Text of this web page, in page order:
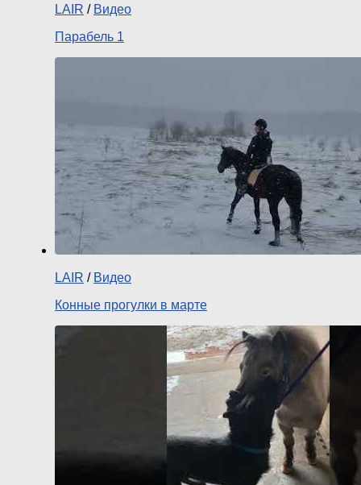
LAIR / Видео
Парабель 1
LAIR / Видео
Конные прогулки в марте